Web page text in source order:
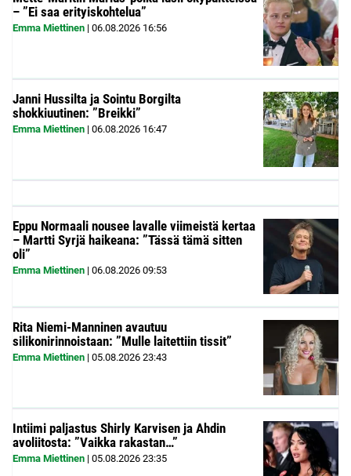
– ”Ei saa erityiskohtelua”
Emma Miettinen | 06.08.2026 16:56
Janni Hussilta ja Sointu Borgilta
shokkiuutinen: ”Breikki”
Emma Miettinen | 06.08.2026 16:47
Eppu Normaali nousee lavalle viimeistä kertaa
– Martti Syrjä haikeana: ”Tässä tämä sitten
oli”
Emma Miettinen | 06.08.2026 09:53
Rita Niemi-Manninen avautuu
silikonirinnoistaan: ”Mulle laitettiin tissit”
Emma Miettinen | 05.08.2026 23:43
Intiimi paljastus Shirly Karvisen ja Ahdin
avoliitosta: ”Vaikka rakastan…”
Emma Miettinen | 05.08.2026 23:35